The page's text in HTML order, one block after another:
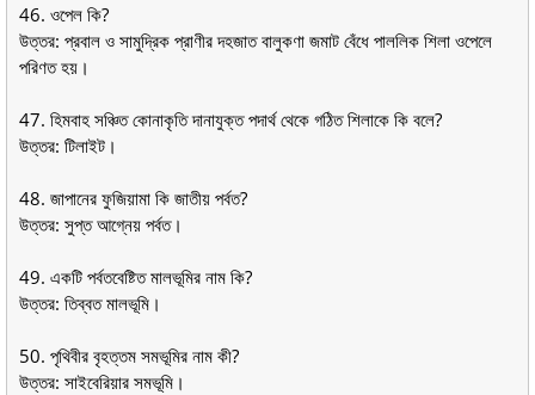
46. ওপেল কি?
উত্তর: প্রবাল ও সামুদ্রিক প্রাণীর দহজাত বালুকণা জমাট বেঁধে পাললিক শিলা ওপেলে
পরিণত হয়।
47. হিমবাহ সঞ্চিত কোনাকৃতি দানাযুক্ত পদার্থ থেকে গঠিত শিলাকে কি বলে?
উত্তর: টিলাইট।
48. জাপানের ফুজিয়ামা কি জাতীয় পর্বত?
উত্তর: সুপ্ত আগ্নেয় পর্বত।
49. একটি পর্বতবেষ্টিত মালভূমির নাম কি?
উত্তর: তিব্বত মালভূমি।
50. পৃথিবীর বৃহত্তম সমভূমির নাম কী?
উত্তর: সাইবেরিয়ার সমভূমি।